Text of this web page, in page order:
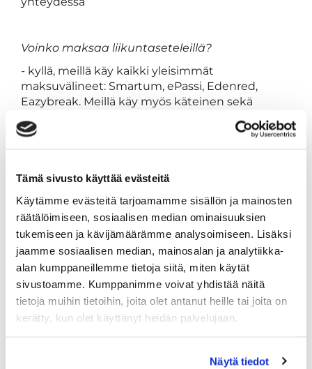
Tämä sivusto käyttää evästeitä
Käytämme evästeitä tarjoamamme sisällön ja mainosten
räätälöimiseen, sosiaalisen median ominaisuuksien
tukemiseen ja kävijämäärämme analysoimiseen. Lisäksi
jaamme sosiaalisen median, mainosalan ja analytiikka-
alan kumppaneillemme tietoja siitä, miten käytät
sivustoamme. Kumppanimme voivat yhdistää näitä
tietoja muihin tietoihin, joita olet antanut heille tai joita on
kerätty, kun olet käyttänyt heidän palvelujaan.
Näytä tiedot
Voinko maksaa liikuntaseteleillä?
- kyllä, meillä käy kaikki yleisimmät
maksuvälineet: Smartum, ePassi, Edenred,
Eazybreak. Meillä käy myös käteinen sekä
Tuoreimmat uutiset
03.08. Syke X - Functional Fitness -pienryhmä
Jatketaanko Aqua-Sykettä syksyllä?
16.06. 💦 Hiki kuuluu treeniin – ei laitteisiin
Ryhmäliikuntasalin lattia uudistuu 2.–
4.7.2026